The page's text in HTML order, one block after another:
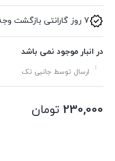
7 روز گارانتی بازگشت وجه
در انبار موجود نمی باشد
ارسال توسط جانبی تک
230,000 تومان